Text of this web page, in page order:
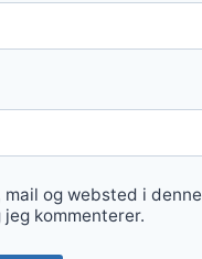
mail og websted i
kommenterer.